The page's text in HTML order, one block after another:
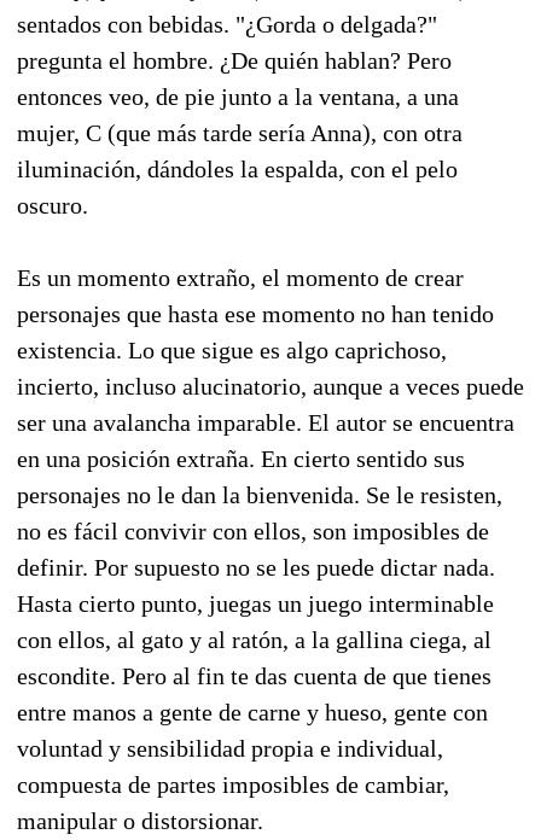
sentados con bebidas. "¿Gorda o delgada?"
pregunta el hombre. ¿De quién hablan? Pero
entonces veo, de pie junto a la ventana, a una
mujer, C (que más tarde sería Anna), con otra
iluminación, dándoles la espalda, con el pelo
oscuro.
Es un momento extraño, el momento de crear
personajes que hasta ese momento no han tenido
existencia. Lo que sigue es algo caprichoso,
incierto, incluso alucinatorio, aunque a veces puede
ser una avalancha imparable. El autor se encuentra
en una posición extraña. En cierto sentido sus
personajes no le dan la bienvenida. Se le resisten,
no es fácil convivir con ellos, son imposibles de
definir. Por supuesto no se les puede dictar nada.
Hasta cierto punto, juegas un juego interminable
con ellos, al gato y al ratón, a la gallina ciega, al
escondite. Pero al fin te das cuenta de que tienes
entre manos a gente de carne y hueso, gente con
voluntad y sensibilidad propia e individual,
compuesta de partes imposibles de cambiar,
manipular o distorsionar.